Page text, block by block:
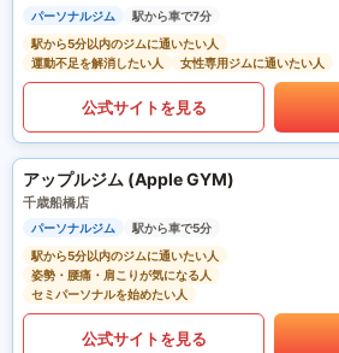
パーソナルジム
駅から車で7分
駅から5分以内のジムに通いたい人
運動不足を解消したい人
女性専用ジムに通いたい人
公式サイトを見る
アップルジム (Apple GYM)
千歳船橋店
パーソナルジム
駅から車で5分
駅から5分以内のジムに通いたい人
姿勢・腰痛・肩こりが気になる人
セミパーソナルを始めたい人
公式サイトを見る